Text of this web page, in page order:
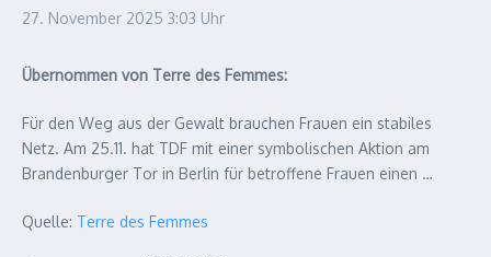
27. November 2025 3:03 Uhr
Übernommen von Terre des Femmes:
Für den Weg aus der Gewalt brauchen Frauen ein stabiles
Netz. Am 25.11. hat TDF mit einer symbolischen Aktion am
Brandenburger Tor in Berlin für betroffene Frauen einen …
Quelle: Terre des Femmes